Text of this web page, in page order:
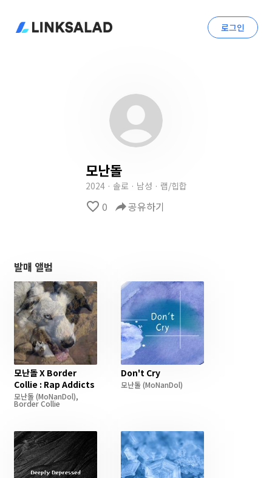
로그인
모난돌
2024 · 솔로 · 남성 · 랩/힙합
favorite_border 0 reply공유하기
발매 앨범
모난돌 X Border
Collie : Rap Addicts
모난돌(MoNanDol),
Border Collie
Don't Cry
모난돌(MoNanDol)